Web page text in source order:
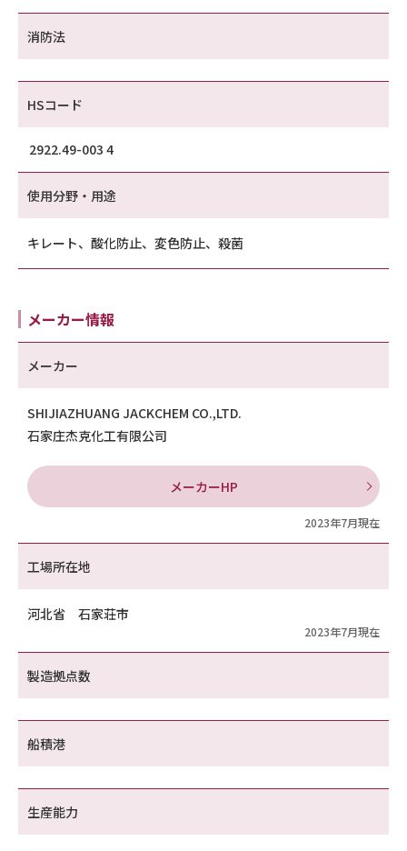
消防法
HSコード
2922.49-003 4
使用分野・用途
キレート、酸化防止、変色防止、殺菌
メーカー情報
メーカー
SHIJIAZHUANG JACKCHEM CO.,LTD.
石家庄杰克化工有限公司
メーカーHP
2023年7月現在
工場所在地
河北省 石家荘市
2023年7月現在
製造拠点数
船積港
生産能力